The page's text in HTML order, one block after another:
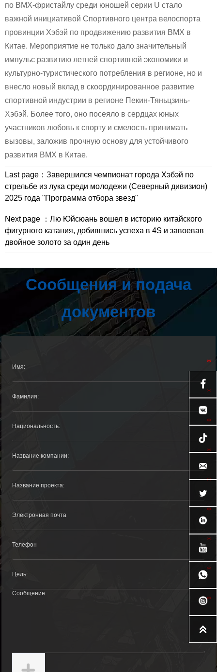
по BMX-фристайлу среди юношей серии U стало
важной инициативой Спортивного центра велоспорта
провинции Хэбэй по продвижению развития BMX в
Китае. Мероприятие не только дало значительный
импульс развитию летней спортивной экономики и
культурно-туристического потребления в регионе, но и
внесло новый вклад в скоординированное развитие
спортивной индустрии в регионе Пекин-Тяньцзинь-
Хэбэй. Более того, оно посеяло в сердцах юных
участников любовь к спорту и смелость принимать
вызовы, заложив прочную основу для устойчивого
развития BMX в Китае.
Last page： Завершился чемпионат города Хэбэй по
стрельбе из лука среди молодежи (Северный дивизион)
2025 года "Программа отбора звезд"
Next page ： Лю Юйсюань вошел в историю китайского
фигурного катания, добившись успеха в 4S и завоевав
двойное золото за один день
Сообщения и подача
документов







